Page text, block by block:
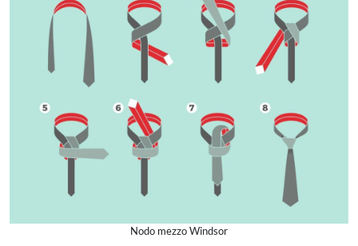
Nodo mezzo Windsor